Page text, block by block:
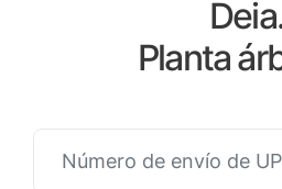
Planta